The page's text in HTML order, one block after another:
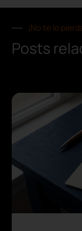
¡No te lo
Posts